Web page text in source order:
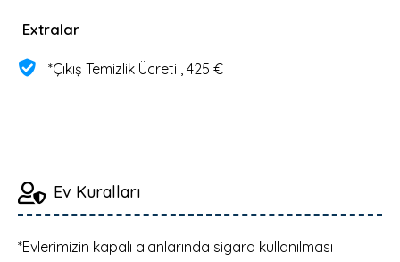
Extralar
*Çıkış Temizlik Ücreti , 425 €
Ev Kuralları
*Evlerimizin kapalı alanlarında sigara kullanılması